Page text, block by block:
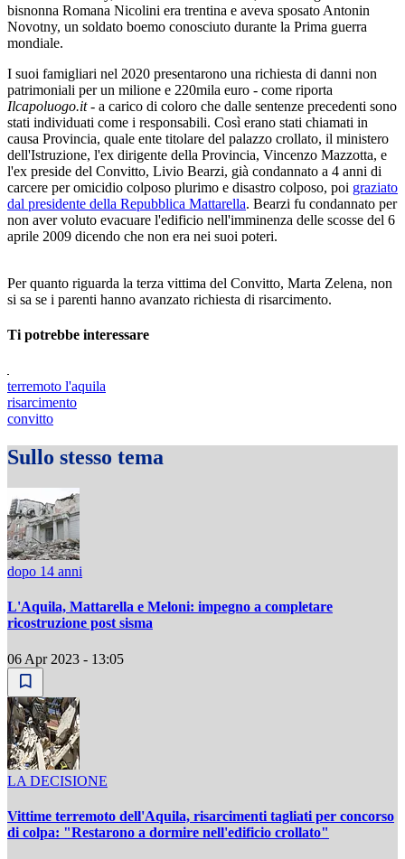
bisnonna Romana Nicolini era trentina e aveva sposato Antonin
Novotny, un soldato boemo conosciuto durante la Prima guerra
mondiale.
I suoi famigliari nel 2020 presentarono una richiesta di danni non
patrimoniali per un milione e 220mila euro - come riporta
Ilcapoluogo.it- a carico di coloro che dalle sentenze precedenti sono
stati individuati come i responsabili. Così erano stati chiamati in
causa Provincia, quale ente titolare del palazzo crollato, il ministero
dell'Istruzione, l'ex dirigente della Provincia, Vincenzo Mazzotta, e
l'ex preside del Convitto, Livio Bearzi, già condannato a 4 anni di
carcere per omicidio colposo plurimo e disastro colposo, poi graziato
dal presidente della Repubblica Mattarella. Bearzi fu condannato per
non aver voluto evacuare l'edificio nell'imminenza delle scosse del 6
aprile 2009 dicendo che non era nei suoi poteri.
Per quanto riguarda la terza vittima del Convitto, Marta Zelena, non
si sa se i parenti hanno avanzato richiesta di risarcimento.
Ti potrebbe interessare
terremoto l'aquila
risarcimento
convitto
Sullo stesso tema
dopo 14 anni
L'Aquila, Mattarella e Meloni: impegno a completare
ricostruzione post sisma
06 Apr 2023 - 13:05
LA DECISIONE
Vittime terremoto dell'Aquila, risarcimenti tagliati per concorso
di colpa: "Restarono a dormire nell'edificio crollato"